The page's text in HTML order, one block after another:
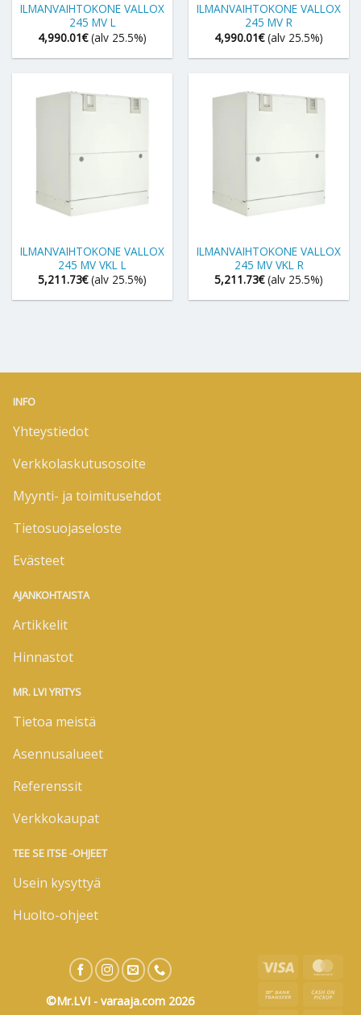
ILMANVAIHTOKONE VALLOX
245 MV L
4,990.01€ (alv 25.5%)
ILMANVAIHTOKONE VALLOX
245 MV R
4,990.01€ (alv 25.5%)
ILMANVAIHTOKONE VALLOX
245 MV VKL L
5,211.73€ (alv 25.5%)
ILMANVAIHTOKONE VALLOX
245 MV VKL R
5,211.73€ (alv 25.5%)
INFO
Yhteystiedot
Verkkolaskutusosoite
Myynti- ja toimitusehdot
Tietosuojaseloste
Evästeet
AJANKOHTAISTA
Artikkelit
Hinnastot
MR. LVI YRITYS
Tietoa meistä
Asennusalueet
Referenssit
Verkkokaupat
TEE SE ITSE -OHJEET
Usein kysyttyä
Huolto-ohjeet
©Mr.LVI - varaaja.com 2026
Visa
Bank